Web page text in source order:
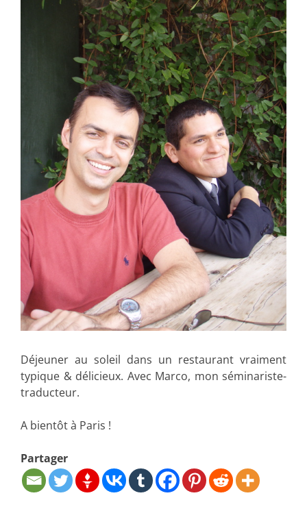
Déjeuner au soleil dans un restaurant vraiment
typique & délicieux. Avec Marco, mon séminariste-
traducteur.
A bientôt à Paris !
Partager